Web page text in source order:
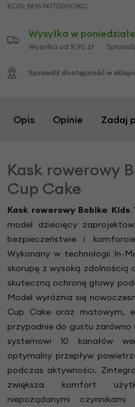
KOD: BH8741700001KC
Wysyłka w
Wysyłka od 9,90 zł
Sprawdź dostępność w
Opis Opinie Zadaj
Kask rowerowy
Cup Cake
Kask rowerowy Bobike Kids
model dziecięcy
bezpieczeństwie i
Wykonany w technologii In-
skorupę z wysoką zdolnością
skuteczną ochronę głowy
Model wyróżnia się
Cup Cake oraz matowym,
przypadnie do gustu
systemowi 10 kanałów
optymalny przepływ
podczas aktywności.
zwiększa komfort
niepożądanymi